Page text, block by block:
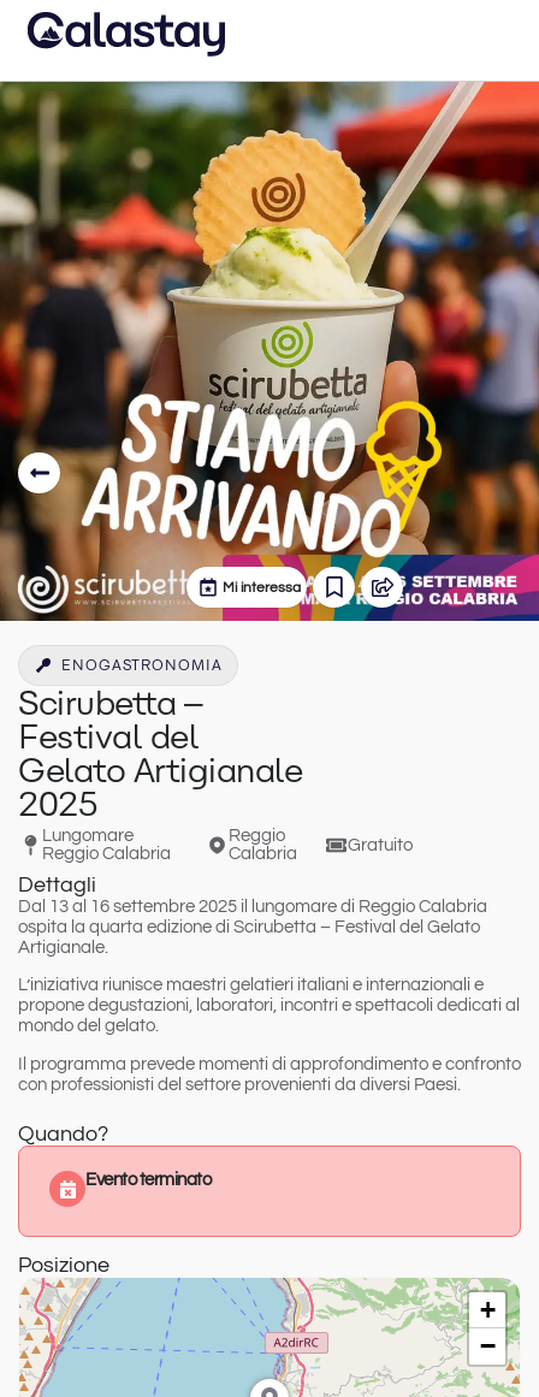
Mi interessa
ENOGASTRONOMIA
Scirubetta –
Festival del
Gelato Artigianale
2025
Lungomare
Reggio Calabria
Reggio
Calabria
Gratuito
Dettagli
Dal 13 al 16 settembre 2025 il lungomare di Reggio Calabria
ospita la quarta edizione di Scirubetta – Festival del Gelato
Artigianale.
L’iniziativa riunisce maestri gelatieri italiani e internazionali e
propone degustazioni, laboratori, incontri e spettacoli dedicati al
mondo del gelato.
Il programma prevede momenti di approfondimento e confronto
con professionisti del settore provenienti da diversi Paesi.
Quando?
Evento terminato
Posizione
+
−